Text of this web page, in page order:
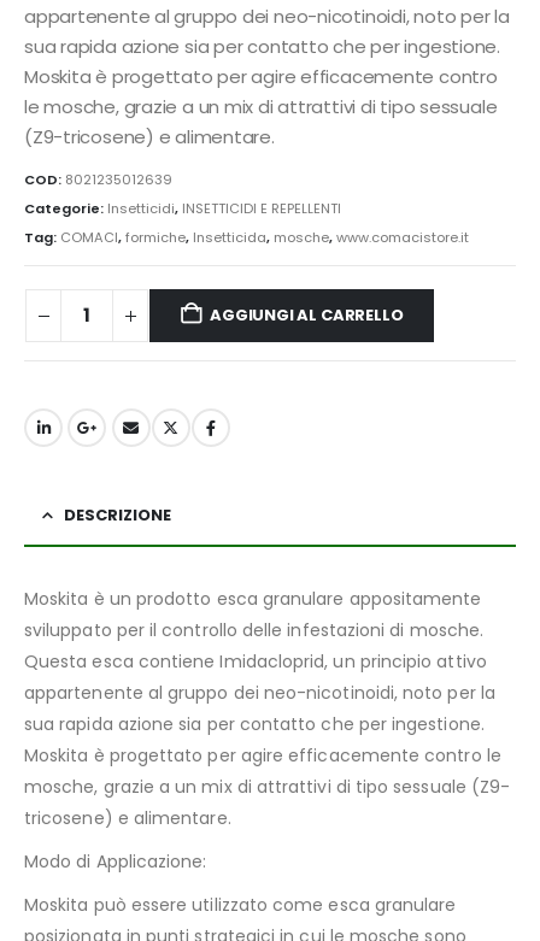
appartenente al gruppo dei neo-nicotinoidi, noto per la
sua rapida azione sia per contatto che per ingestione.
Moskita è progettato per agire efficacemente contro
le mosche, grazie a un mix di attrattivi di tipo sessuale
(Z9-tricosene) e alimentare.
COD: 8021235012639
Categorie: Insetticidi, INSETTICIDI E REPELLENTI
Tag: COMACI,formiche, Insetticida, mosche,www.comacistore.it
AGGIUNGI AL CARRELLO
DESCRIZIONE
Moskita è un prodotto esca granulare appositamente
sviluppato per il controllo delle infestazioni di mosche.
Questa esca contiene Imidacloprid, un principio attivo
appartenente al gruppo dei neo-nicotinoidi, noto per la
sua rapida azione sia per contatto che per ingestione.
Moskita è progettato per agire efficacemente contro le
mosche, grazie a un mix di attrattivi di tipo sessuale (Z9-
tricosene) e alimentare.
Modo di Applicazione:
Moskita può essere utilizzato come esca granulare